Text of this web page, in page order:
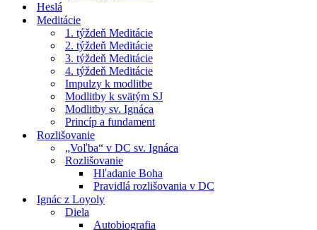
Heslá
Meditácie
1. týždeň Meditácie
2. týždeň Meditácie
3. týždeň Meditácie
4. týždeň Meditácie
Impulzy k modlitbe
Modlitby k svätým SJ
Modlitby sv. Ignáca
Princíp a fundament
Rozlišovanie
„Voľba“ v DC sv. Ignáca
Rozlišovanie
Hľadanie Boha
Pravidlá rozlišovania v DC
Ignác z Loyoly
Diela
Autobiografia